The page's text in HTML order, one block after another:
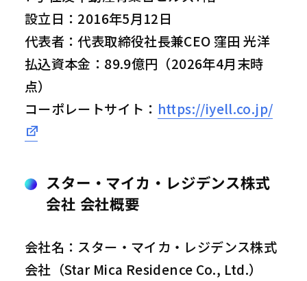
設立日：2016年5月12日
代表者：代表取締役社長兼CEO 窪田 光洋
払込資本金：89.9億円（2026年4月末時
点）
コーポレートサイト： https://iyell.co.jp/
スター・マイカ・レジデンス株式
会社 会社概要
会社名：スター・マイカ・レジデンス株式
会社（Star Mica Residence Co., Ltd.）